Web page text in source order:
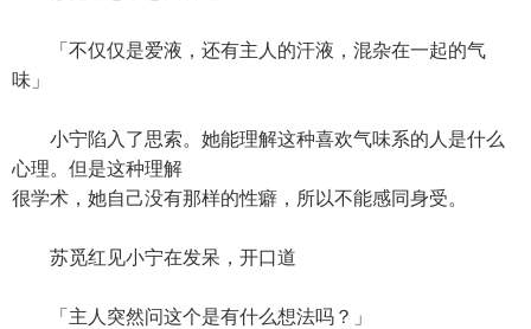
「不仅仅是爱液，还有主人的汗液，混杂在一起的气
味」
小宁陷入了思索。她能理解这种喜欢气味系的人是什么
心理。但是这种理解
很学术，她自己没有那样的性癖，所以不能感同身受。
苏觅红见小宁在发呆，开口道
「主人突然问这个是有什么想法吗？」